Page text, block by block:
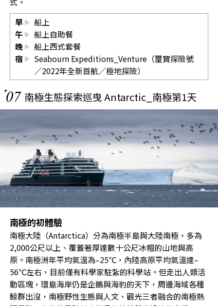
早
船上
午
船上自助餐
晚
船上西式套餐
宿
Seabourn Expeditions_Venture（璽寶探險號
／2022年全新首航／極地探險）
07 南極生態探索巡曳 Antarctic_南極第1天
南極的初體驗
南極大陸（Antarctica）分為南極半島與大陸南極，多為
2,000公尺以上、覆蓋著厚達數十公尺冰帽的山地與高
原。南極洲年平均氣溫為–25℃，內陸高原平均氣溫達–
56℃左右，目前僅有科學家駐紮的科學站。但走出人類活
動區塊，環島海岸仍是企鵝與海豹的天下，周邊海域各種
鯨群出沒，南極野性生態與人文、觀光三者融合的南極熱